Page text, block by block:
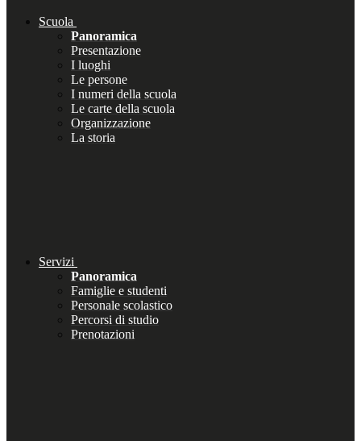
Scuola
Panoramica
Presentazione
I luoghi
Le persone
I numeri della scuola
Le carte della scuola
Organizzazione
La storia
Servizi
Panoramica
Famiglie e studenti
Personale scolastico
Percorsi di studio
Prenotazioni